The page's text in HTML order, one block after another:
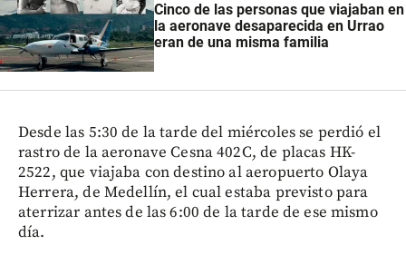
Cinco de las personas que viajaban en
la aeronave desaparecida en Urrao
eran de una misma familia
Desde las 5:30 de la tarde del miércoles se perdió el
rastro de la aeronave Cesna 402C, de placas HK-
2522, que viajaba con destino al aeropuerto Olaya
Herrera, de Medellín, el cual estaba previsto para
aterrizar antes de las 6:00 de la tarde de ese mismo
día.